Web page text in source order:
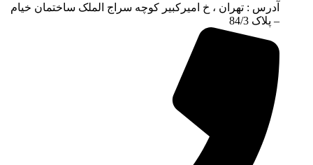
آدرس : تهران ، خ امیرکبیر کوچه سراج الملک ساختمان خیام
– پلاک 84/3